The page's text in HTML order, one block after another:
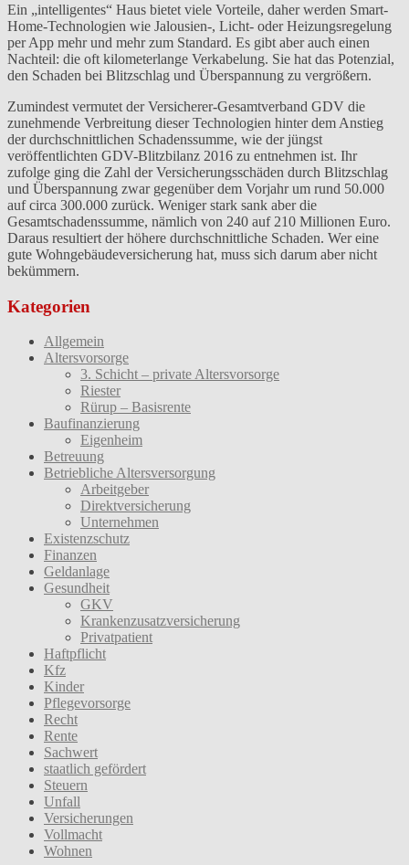
Ein „intelligentes“ Haus bietet viele Vorteile, daher werden Smart-
Home-Technologien wie Jalousien-, Licht- oder Heizungsregelung
per App mehr und mehr zum Standard. Es gibt aber auch einen
Nachteil: die oft kilometerlange Verkabelung. Sie hat das Potenzial,
den Schaden bei Blitzschlag und Überspannung zu vergrößern.
Zumindest vermutet der Versicherer-Gesamtverband GDV die
zunehmende Verbreitung dieser Technologien hinter dem Anstieg
der durchschnittlichen Schadenssumme, wie der jüngst
veröffentlichten GDV-Blitzbilanz 2016 zu entnehmen ist. Ihr
zufolge ging die Zahl der Versicherungsschäden durch Blitzschlag
und Überspannung zwar gegenüber dem Vorjahr um rund 50.000
auf circa 300.000 zurück. Weniger stark sank aber die
Gesamtschadenssumme, nämlich von 240 auf 210 Millionen Euro.
Daraus resultiert der höhere durchschnittliche Schaden. Wer eine
gute Wohngebäudeversicherung hat, muss sich darum aber nicht
bekümmern.
Kategorien
Allgemein
Altersvorsorge
3. Schicht – private Altersvorsorge
Riester
Rürup – Basisrente
Baufinanzierung
Eigenheim
Betreuung
Betriebliche Altersversorgung
Arbeitgeber
Direktversicherung
Unternehmen
Existenzschutz
Finanzen
Geldanlage
Gesundheit
GKV
Krankenzusatzversicherung
Privatpatient
Haftpflicht
Kfz
Kinder
Pflegevorsorge
Recht
Rente
Sachwert
staatlich gefördert
Steuern
Unfall
Versicherungen
Vollmacht
Wohnen